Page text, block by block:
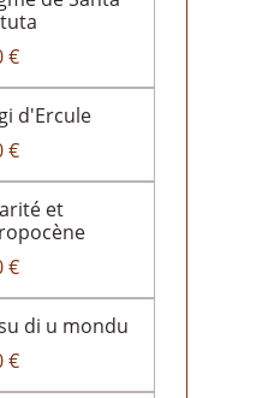
€
d'Ercule
€
et
€
di u mondu
€